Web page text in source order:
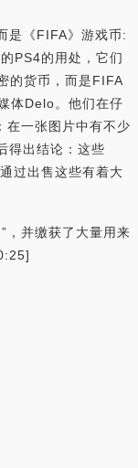
是《FIFA》游戏币:
PS4的用处，它们
的货币，而是FIFA
体Delo。他们在仔
在一张图片中有不少
得出结论：这些
过出售这些有着大
，并缴获了大量用来